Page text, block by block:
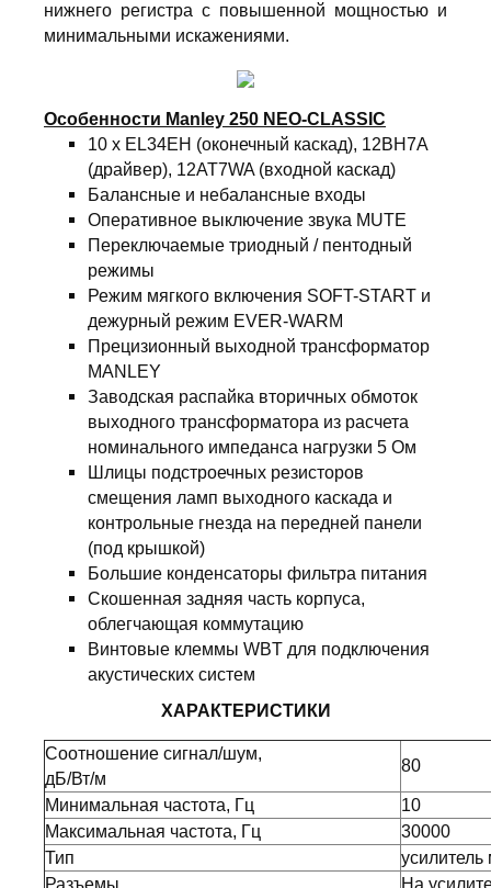
нижнего регистра с повышенной мощностью и
минимальными искажениями.
Особенности Manley 250 NEO-CLASSIC
10 x EL34EH (оконечный каскад), 12BH7A
(драйвер), 12AT7WA (входной каскад)
Балансные и небалансные входы
Оперативное выключение звука MUTE
Переключаемые триодный / пентодный
режимы
Режим мягкого включения SOFT-START и
дежурный режим EVER-WARM
Прецизионный выходной трансформатор
MANLEY
Заводская распайка вторичных обмоток
выходного трансформатора из расчета
номинального импеданса нагрузки 5 Ом
Шлицы подстроечных резисторов
смещения ламп выходного каскада и
контрольные гнезда на передней панели
(под крышкой)
Большие конденсаторы фильтра питания
Скошенная задняя часть корпуса,
облегчающая коммутацию
Винтовые клеммы WBT для подключения
акустических систем
ХАРАКТЕРИСТИКИ
Соотношение сигнал/шум,
дБ/Вт/м
80
Минимальная частота, Гц
10
Максимальная частота, Гц
30000
Тип
Разъемы
На